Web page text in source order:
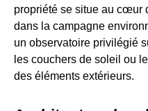
propriété se situe au cœur
dans la campagne
un observatoire privilégié
les couchers de soleil ou
des éléments extérieurs.